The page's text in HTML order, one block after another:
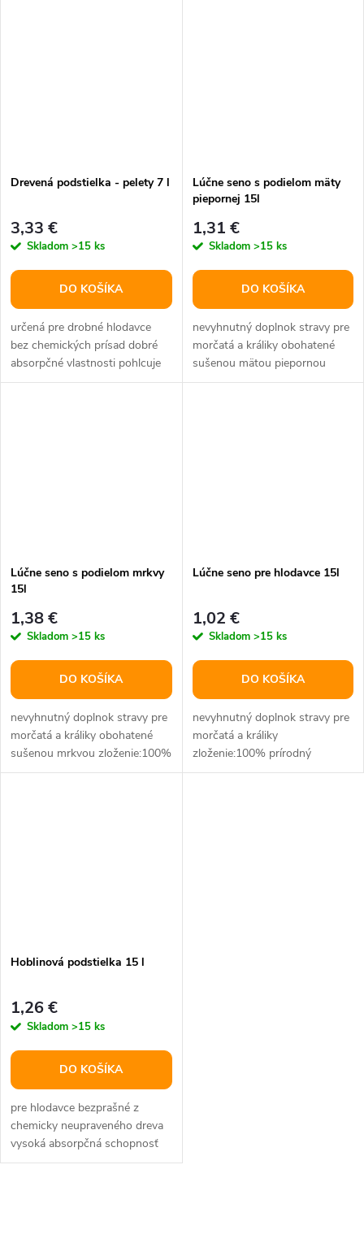
Drevená podstielka - pelety 7 l
3,33 €
Skladom >15 ks
DO KOŠÍKA
určená pre drobné hlodavce
bez chemických prísad dobré
absorpčné vlastnosti pohlcuje
pachy materiál: 100% prírodný...
Lúčne seno s podielom mäty
piepornej 15l
1,31 €
Skladom >15 ks
DO KOŠÍKA
nevyhnutný doplnok stravy pre
morčatá a králiky obohatené
sušenou mätou piepornou
zloženie:100% prírodný
Lúčne seno s podielom mrkvy
15l
1,38 €
Skladom >15 ks
DO KOŠÍKA
nevyhnutný doplnok stravy pre
morčatá a králiky obohatené
sušenou mrkvou zloženie:100%
prírodný produkt objem:15 l
Lúčne seno pre hlodavce 15l
1,02 €
Skladom >15 ks
DO KOŠÍKA
nevyhnutný doplnok stravy pre
morčatá a králiky
zloženie:100% prírodný
produkt objem:15 l
Hoblinová podstielka 15 l
1,26 €
Skladom >15 ks
DO KOŠÍKA
pre hlodavce bezprašné z
chemicky neupraveného dreva
vysoká absorpčná schopnosť
čiastočne pohlcuje pachy